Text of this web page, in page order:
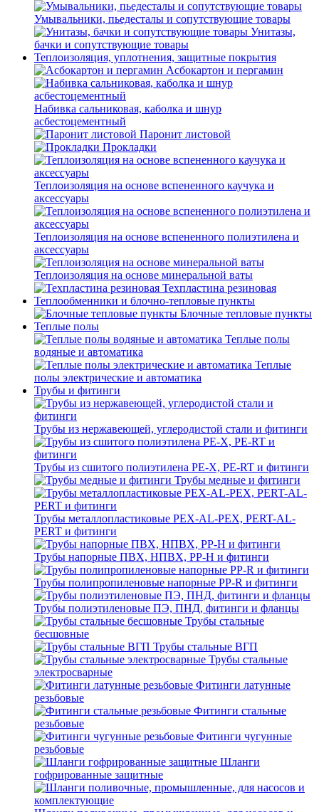
Умывальники, пьедесталы и сопутствующие товары
Унитазы,
бачки и сопутствующие товары
Теплоизоляция, уплотнения, защитные покрытия
Асбокартон и пергамин
Набивка сальниковая, каболка и шнур
асбестоцементный
Паронит листовой
Прокладки
Теплоизоляция на основе вспененного каучука и
аксессуары
Теплоизоляция на основе вспененного полиэтилена и
аксессуары
Теплоизоляция на основе минеральной ваты
Техпластина резиновая
Теплообменники и блочно-тепловые пункты
Блочные тепловые пункты
Теплые полы
Теплые полы
водяные и автоматика
Теплые
полы электрические и автоматика
Трубы и фитинги
Трубы из нержавеющей, углеродистой стали и фитинги
Трубы из сшитого полиэтилена PE-X, PE-RT и фитинги
Трубы медные и фитинги
Трубы металлопластиковые PEX-AL-PEX, PERT-AL-
PERT и фитинги
Трубы напорные ПВХ, НПВХ, PP-H и фитинги
Трубы полипропиленовые напорные PP-R и фитинги
Трубы полиэтиленовые ПЭ, ПНД, фитинги и фланцы
Трубы стальные
бесшовные
Трубы стальные ВГП
Трубы стальные
электросварные
Фитинги латунные
резьбовые
Фитинги стальные
резьбовые
Фитинги чугунные
резьбовые
Шланги
гофрированные защитные